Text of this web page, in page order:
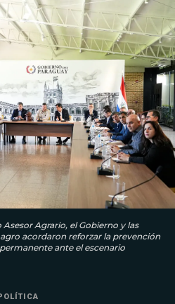
Agrario, el Gobierno y las
acordaron reforzar la prevención
ante el escenario